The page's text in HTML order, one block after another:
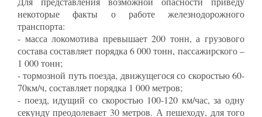
некоторые факты о работе железнодорожного
транспорта:
- масса локомотива превышает 200 тонн, а грузового
состава составляет порядка 6 000 тонн, пассажирского –
1 000 тонн;
- тормозной путь поезда, движущегося со скоростью 60-
70км/ч, составляет порядка 1 000 метров;
- поезд, идущий со скоростью 100-120 км/час, за одну
секунду преодолевает 30 метров. А пешеходу, для того